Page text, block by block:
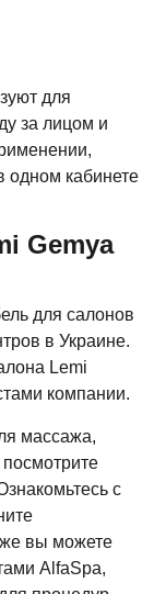
для
за лицом и
одном кабинете
Gemya
для салонов
в Украине.
Lemi
компании.
массажа,
с
вы можете
AlfaSpa,